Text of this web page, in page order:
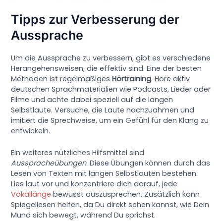
Tipps zur Verbesserung der
Aussprache
Um die Aussprache zu verbessern, gibt es verschiedene
Herangehensweisen, die effektiv sind. Eine der besten
Methoden ist regelmäßigesHörtraining. Höre aktiv
deutschen Sprachmaterialien wie Podcasts, Lieder oder
Filme und achte dabei speziell auf die langen
Selbstlaute. Versuche, die Laute nachzuahmen und
imitiert die Sprechweise, um ein Gefühl für den Klang zu
entwickeln.
Ein weiteres nützliches Hilfsmittel sind
Ausspracheübungen. Diese Übungen können durch das
Lesen von Texten mit langen Selbstlauten bestehen.
Lies laut vor und konzentriere dich darauf, jede
Vokallänge bewusst auszusprechen. Zusätzlich kann
Spiegellesen helfen, da Du direkt sehen kannst, wie Dein
Mund sich bewegt, während Du sprichst.